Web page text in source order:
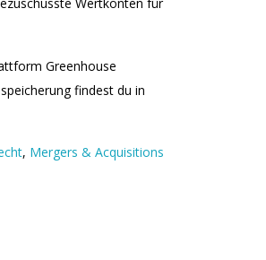
Greenhouse
findest du in
, Mergers & Acquisitions